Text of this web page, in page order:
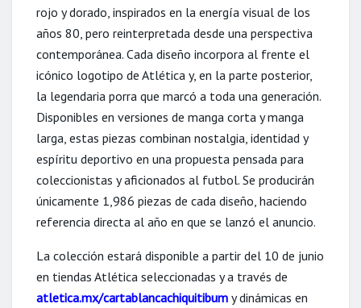
rojo y dorado, inspirados en la energía visual de los
años 80, pero reinterpretada desde una perspectiva
contemporánea. Cada diseño incorpora al frente el
icónico logotipo de Atlética y, en la parte posterior,
la legendaria porra que marcó a toda una generación.
Disponibles en versiones de manga corta y manga
larga, estas piezas combinan nostalgia, identidad y
espíritu deportivo en una propuesta pensada para
coleccionistas y aficionados al futbol. Se producirán
únicamente 1,986 piezas de cada diseño, haciendo
referencia directa al año en que se lanzó el anuncio.
La colección estará disponible a partir del 10 de junio
en tiendas Atlética seleccionadas y a través de
atletica.mx/cartablancachiquitibum y dinámicas en